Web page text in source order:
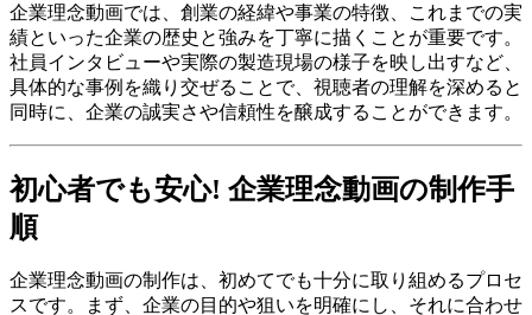
企業理念動画では、創業の経緯や事業の特徴、これまでの実
績といった企業の歴史と強みを丁寧に描くことが重要です。
社員インタビューや実際の製造現場の様子を映し出すなど、
具体的な事例を織り交ぜることで、視聴者の理解を深めると
同時に、企業の誠実さや信頼性を醸成することができます。
初心者でも安心! 企業理念動画の制作手
順
企業理念動画の制作は、初めてでも十分に取り組めるプロセ
スです。まず、企業の目的や狙いを明確にし、それに合わせ